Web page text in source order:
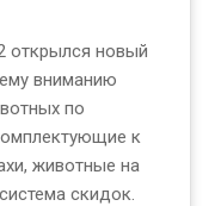
открылся новый
вниманию
по
к
животные на
скидок.